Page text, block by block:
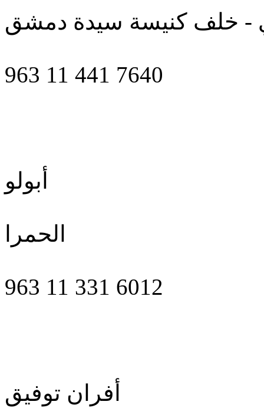
- خلف كنيسة سيدة دمشق
963 11 441 7640
أبولو
الحمرا
963 11 331 6012
أفران توفيق